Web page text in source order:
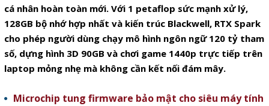
cá nhân hoàn toàn mới. Với 1 petaflop sức mạnh xử lý,
128GB bộ nhớ hợp nhất và kiến trúc Blackwell, RTX Spark
cho phép người dùng chạy mô hình ngôn ngữ 120 tỷ tham
số, dựng hình 3D 90GB và chơi game 1440p trực tiếp trên
laptop mỏng nhẹ mà không cần kết nối đám mây.
Microchip tung firmware bảo mật cho siêu máy tính